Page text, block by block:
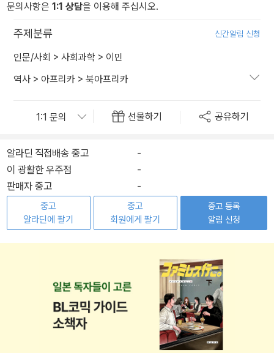
문의사항은 1:1 상담을 이용해 주십시오.
주제분류 신간알림 신청
인문/사회 > 사회과학 > 이민
역사 > 아프리카 > 북아프리카
선물하기 공유하기
알라딘 직접배송 중고
-
이 광활한 우주점
-
판매자 중고
-
중고
알라딘에 팔기
중고
회원에게 팔기
중고 등록
알림 신청